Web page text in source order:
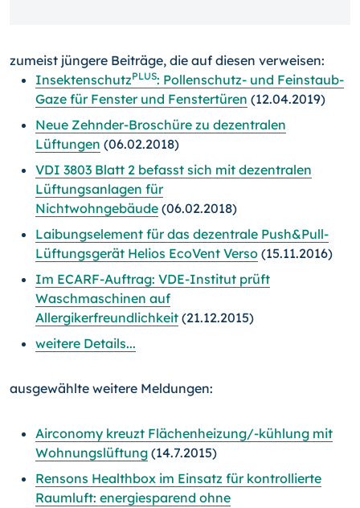
zumeist jüngere Beiträge, die auf diesen verweisen:
InsektenschutzPLUS: Pollenschutz- und Feinstaub-
Gaze für Fenster und Fenstertüren (12.04.2019)
Neue Zehnder-Broschüre zu dezentralen
Lüftungen (06.02.2018)
VDI 3803 Blatt 2 befasst sich mit dezentralen
Lüftungsanlagen für
Nichtwohngebäude (06.02.2018)
Laibungselement für das dezentrale Push&Pull-
Lüftungsgerät Helios EcoVent Verso (15.11.2016)
Im ECARF-Auftrag: VDE-Institut prüft
Waschmaschinen auf
Allergikerfreundlichkeit (21.12.2015)
weitere Details...
ausgewählte weitere Meldungen:
Airconomy kreuzt Flächenheizung/-kühlung mit
Wohnungslüftung (14.7.2015)
Rensons Healthbox im Einsatz für kontrollierte
Raumluft: energiesparend ohne